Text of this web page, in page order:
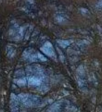
&
Vollbildkarte